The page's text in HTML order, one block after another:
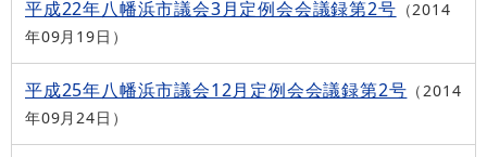
平成22年八幡浜市議会3月定例会会議録第2号
2014
年09月19日
平成25年八幡浜市議会12月定例会会議録第2号
2014
年09月24日